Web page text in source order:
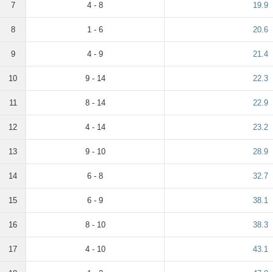
7 4 - 8 19.9
8 1 - 6 20.6
9 4 - 9 21.4
10 9 - 14 22.3
11 8 - 14 22.9
12 4 - 14 23.2
13 9 - 10 28.9
14 6 - 8 32.7
15 6 - 9 38.1
16 8 - 10 38.3
17 4 - 10 43.1